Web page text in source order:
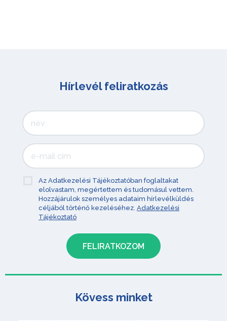
Hírlevél feliratkozás
Az Adatkezelési Tájékoztatóban foglaltakat
elolvastam, megértettem és tudomásul vettem.
Hozzájárulok személyes adataim hírlevélküldés
céljából történő kezeléséhez. Adatkezelési
Tájékoztató
Kövess minket